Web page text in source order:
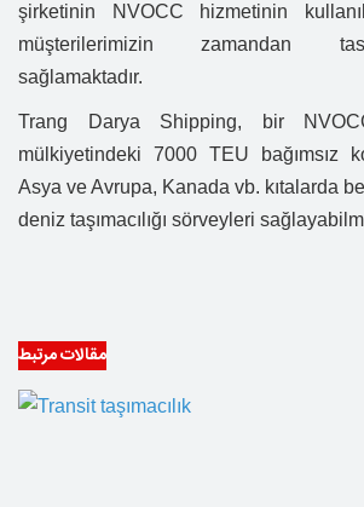
şirketinin NVOCC hizmetinin
müşterilerimizin zamandan
sağlamaktadır.
Trang Darya Shipping, bir
mülkiyetindeki 7000 TEU bağımsız
Asya ve Avrupa, Kanada vb. kıtalarda
deniz taşımacılığı sörveyleri
مقالات مرتبط